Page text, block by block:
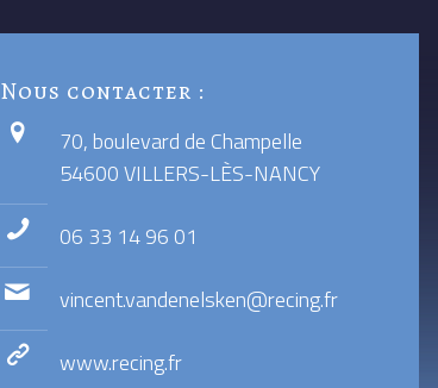
Nous contacter :
70, boulevard de Champelle
54600 VILLERS-LÈS-NANCY
06 33 14 96 01
vincent.vandenelsken@recing.fr
www.recing.fr